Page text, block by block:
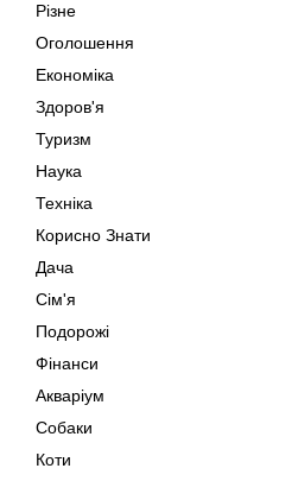
Різне
Оголошення
Економіка
Здоров'я
Туризм
Наука
Техніка
Корисно Знати
Дача
Сім'я
Подорожі
Фінанси
Акваріум
Собаки
Коти